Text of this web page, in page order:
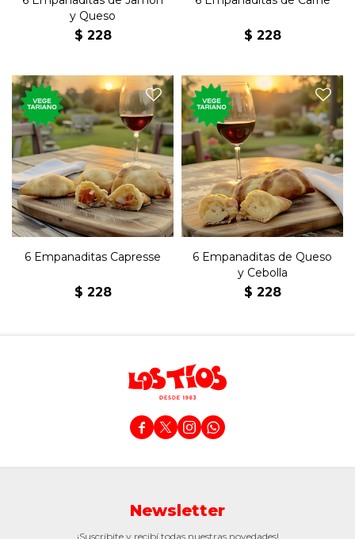
y Queso
$ 228 $ 228
Seis empanadas de copetín
con tomate, queso y
albahaca.
6 Empanaditas Capresse
$ 228
Seis empanadas de copetín
de queso y cebolla.
6 Empanaditas de Queso
y Cebolla
$ 228
   
Newsletter
¡Suscribite y recibí todas nuestras novedades!